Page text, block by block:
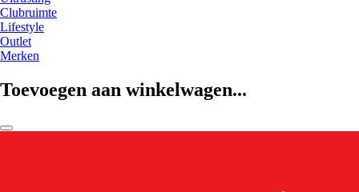
Clubruimte
Lifestyle
Outlet
Merken
Toevoegen aan winkelwagen...